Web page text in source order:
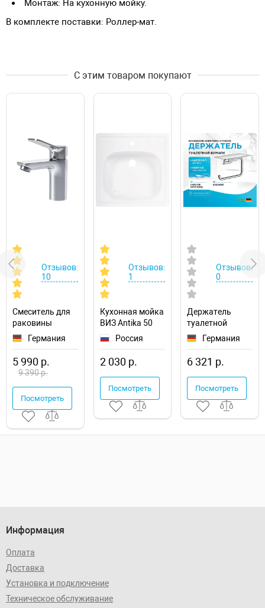
Монтаж: На кухонную мойку.
В комплекте поставки: Роллер-мат.
С этим товаром покупают
Отзывов:
10
Смеситель для
раковины
AM.PM X-Joy
F85A02100
Германия
5 990 р.
9 390 р.
Посмотреть
Отзывов:
1
Кухонная мойка
ВИЗ Antika 50
AMC-51101
Россия
2 030 р.
Посмотреть
Отзывов:
0
Держатель
туалетной
бумаги
Hansgrohe
AddStoris
41772000 с
полкой
Германия
6 321 р.
Посмотреть
Информация
Оплата
Доставка
Установка и подключение
Техническое обслуживание